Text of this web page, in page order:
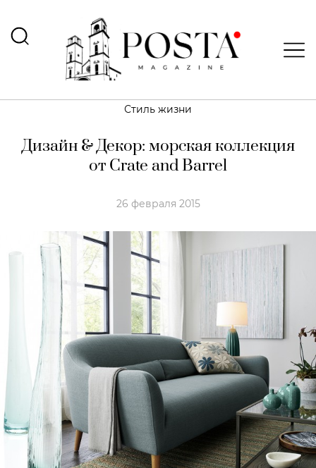
Стиль жизни
Дизайн & Декор: морская коллекция
от Crate and Barrel
26 февраля 2015